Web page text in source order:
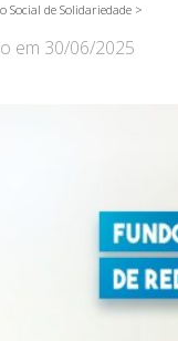
Social de Solidariedade >
em 30/06/2025